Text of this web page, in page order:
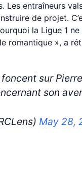
Les entraîneurs
de projet.
la Ligue 1
romantique », a
sur
son
May 28,